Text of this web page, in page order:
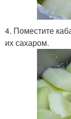
4. Поместите
их сахаром.